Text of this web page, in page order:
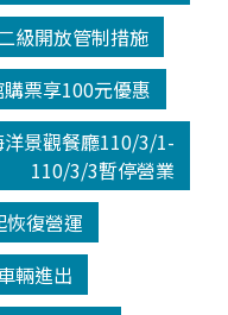
級開放管制措施
票享100元優惠
洋景觀餐廳110/3/1-
110/3/3暫停營業
恢復營運
輛進出